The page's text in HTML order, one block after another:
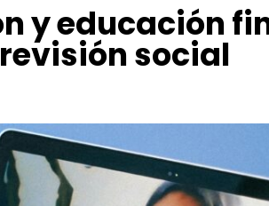
y educación
social